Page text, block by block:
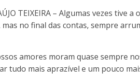
TEIXEIRA – Algumas vezes
no final das contas, sempre
amores moram quase sempre
tudo mais aprazível e um pouco